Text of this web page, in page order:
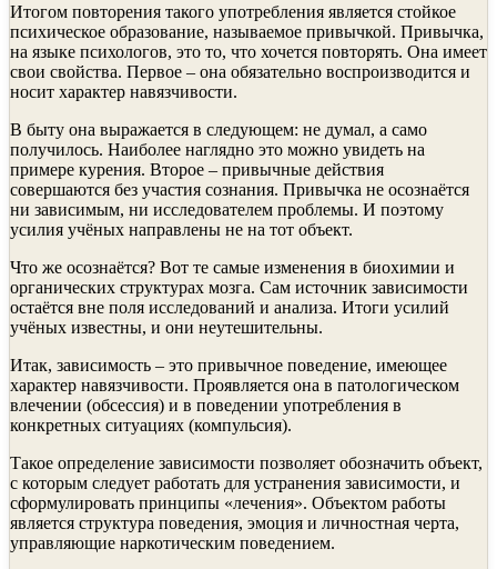
Итогом повторения такого употребления является стойкое
психическое образование, называемое привычкой. Привычка,
на языке психологов, это то, что хочется повторять. Она имеет
свои свойства. Первое – она обязательно воспроизводится и
носит характер навязчивости.
В быту она выражается в следующем: не думал, а само
получилось. Наиболее наглядно это можно увидеть на
примере курения. Второе – привычные действия
совершаются без участия сознания. Привычка не осознаётся
ни зависимым, ни исследователем проблемы. И поэтому
усилия учёных направлены не на тот объект.
Что же осознаётся? Вот те самые изменения в биохимии и
органических структурах мозга. Сам источник зависимости
остаётся вне поля исследований и анализа. Итоги усилий
учёных известны, и они неутешительны.
Итак, зависимость – это привычное поведение, имеющее
характер навязчивости. Проявляется она в патологическом
влечении (обсессия) и в поведении употребления в
конкретных ситуациях (компульсия).
Такое определение зависимости позволяет обозначить объект,
с которым следует работать для устранения зависимости, и
сформулировать принципы «лечения». Объектом работы
является структура поведения, эмоция и личностная черта,
управляющие наркотическим поведением.